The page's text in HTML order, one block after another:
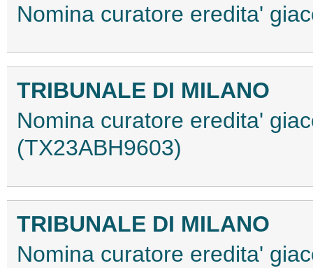
Nomina curatore eredita'
TRIBUNALE DI MILANO
Nomina curatore eredita'
(TX23ABH9603)
TRIBUNALE DI MILANO
Nomina curatore eredita'